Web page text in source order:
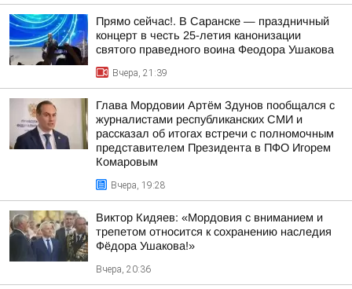
Прямо сейчас!. В Саранске — праздничный
концерт в честь 25-летия канонизации
святого праведного воина Феодора Ушакова
Вчера, 21:39
Глава Мордовии Артём Здунов пообщался с
журналистами республиканских СМИ и
рассказал об итогах встречи с полномочным
представителем Президента в ПФО Игорем
Комаровым
Вчера, 19:28
Виктор Кидяев: «Мордовия с вниманием и
трепетом относится к сохранению наследия
Фёдора Ушакова!»
Вчера, 20:36